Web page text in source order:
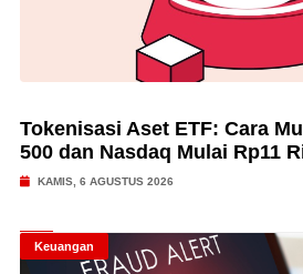
Tokenisasi Aset ETF: Cara
500 dan Nasdaq Mulai Rp11
KAMIS, 6 AGUSTUS 2026
Keuangan